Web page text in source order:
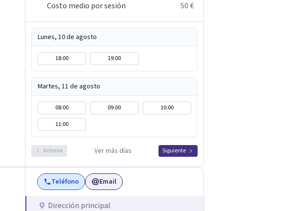
Costo medio por sesión
50 €
Lunes, 10 de agosto
18:00 19:00
Martes, 11 de agosto
08:00 09:00
10:00
11:00
Anterior Ver más días Siguiente
Teléfono Email
Dirección principal